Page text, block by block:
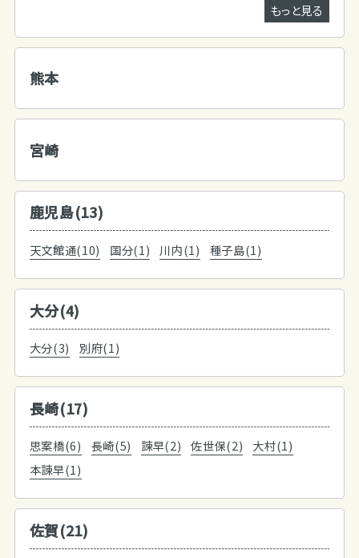
もっと見る
熊本
宮崎
鹿児島(13)
天文館通(10) 国分(1) 川内(1) 種子島(1)
大分(4)
大分(3) 別府(1)
長崎(17)
思案橋(6) 長崎(5) 諫早(2) 佐世保(2)
大村(1)
本諫早(1)
佐賀(21)